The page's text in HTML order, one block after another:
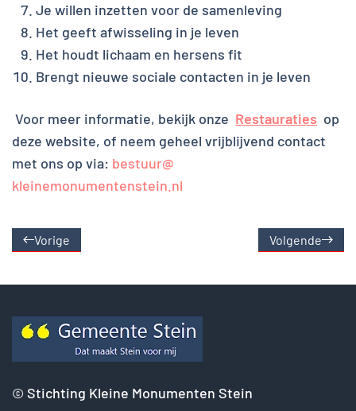
Je willen inzetten voor de samenleving
Het geeft afwisseling in je leven
Het houdt lichaam en hersens fit
Brengt nieuwe sociale contacten in je leven
Voor meer informatie, bekijk onze Restauraties op
deze website, of neem geheel vrijblijvend contact
met ons op via: bestuur@
kleinemonumentenstein.nl
Vorige Volgende
© Stichting Kleine Monumenten Stein